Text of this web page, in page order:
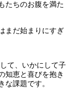
たちのお腹を満た
まだ始まりにすぎ
て、いかにして子
知恵と喜びを抱き
な課題です。